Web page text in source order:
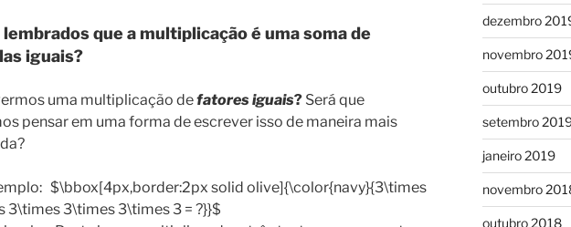
lembrados que a multiplicação é uma soma de
iguais?
uma multiplicação defatores iguais? Será que
pensar em uma forma de escrever isso de maneira mais
$\bbox[4px,border:2px solid olive]{\color{navy}{3\times
3\times 3\times 3\times 3 = ?}}$
dezembro
novembro
outubro 2019
setembro
janeiro 2019
novembro
outubro 2018